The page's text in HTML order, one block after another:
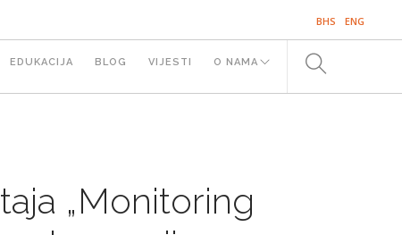
BHS ENG
EDUKACIJA BLOG VIJESTI O NAMA
„Monitoring